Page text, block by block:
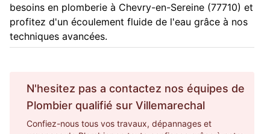
besoins en plomberie à Chevry-en-Sereine (77710) et
profitez d'un écoulement fluide de l'eau grâce à nos
techniques avancées.
N'hesitez pas a contactez nos équipes de
Plombier qualifié sur Villemarechal
Confiez-nous tous vos travaux, dépannages et